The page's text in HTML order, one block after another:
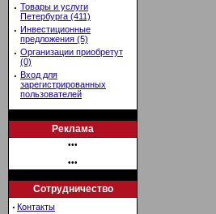
· Товары и услуги
Петербурга (411)
· Инвестиционные
предложения (5)
· Организации приобретут
(0)
· Вход для
зарегистрированных
пользователей
Реклама
•••
•••
Сотрудничество
· Контакты